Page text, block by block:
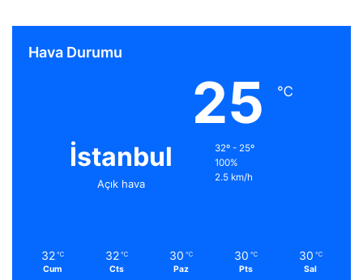
Hava Durumu
İstanbul
Açık hava
25 ℃
32º - 25º
100%
2.5 km/h
32 ℃
Cum
32 ℃
Cts
30 ℃
Paz
30 ℃
Pts
30 ℃
Sal